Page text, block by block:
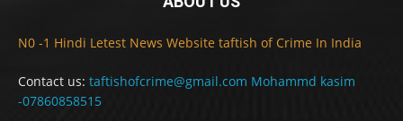
N0 -1 Hindi Letest News Website taftish of Crime In India
Contact us: taftishofcrime@gmail.com Mohammd kasim
-07860858515